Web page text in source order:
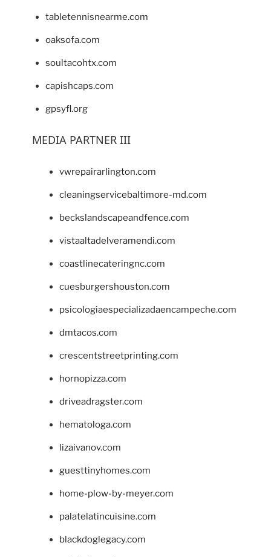
tabletennisnearme.com
oaksofa.com
soultacohtx.com
capishcaps.com
gpsyfl.org
MEDIA PARTNER III
vwrepairarlington.com
cleaningservicebaltimore-md.com
beckslandscapeandfence.com
vistaaltadelveramendi.com
coastlinecateringnc.com
cuesburgershouston.com
psicologiaespecializadaencampeche.com
dmtacos.com
crescentstreetprinting.com
hornopizza.com
driveadragster.com
hematologa.com
lizaivanov.com
guesttinyhomes.com
home-plow-by-meyer.com
palatelatincuisine.com
blackdoglegacy.com